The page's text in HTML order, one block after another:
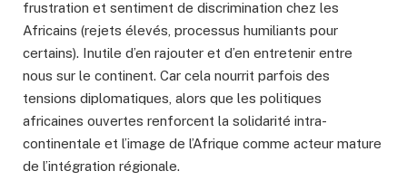
frustration et sentiment de discrimination chez les
Africains (rejets élevés, processus humiliants pour
certains). Inutile d’en rajouter et d’en entretenir entre
nous sur le continent. Car cela nourrit parfois des
tensions diplomatiques, alors que les politiques
africaines ouvertes renforcent la solidarité intra-
continentale et l’image de l’Afrique comme acteur mature
de l’intégration régionale.